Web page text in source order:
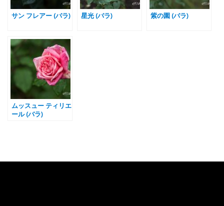
サン フレアー (バラ) 星光 (バラ) 紫の園 (バラ)
ムッスュー ティリエ
ール (バラ)